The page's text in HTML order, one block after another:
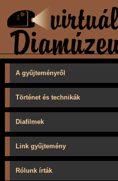
A gyűjteményről
Történet és technikák
Diafilmek
Link gyűjtemény
Rólunk írták